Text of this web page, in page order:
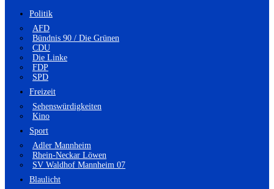
Politik
AFD
Bündnis 90 / Die Grünen
CDU
Die Linke
FDP
SPD
Freizeit
Sehenswürdigkeiten
Kino
Sport
Adler Mannheim
Rhein-Neckar Löwen
SV Waldhof Mannheim 07
Blaulicht